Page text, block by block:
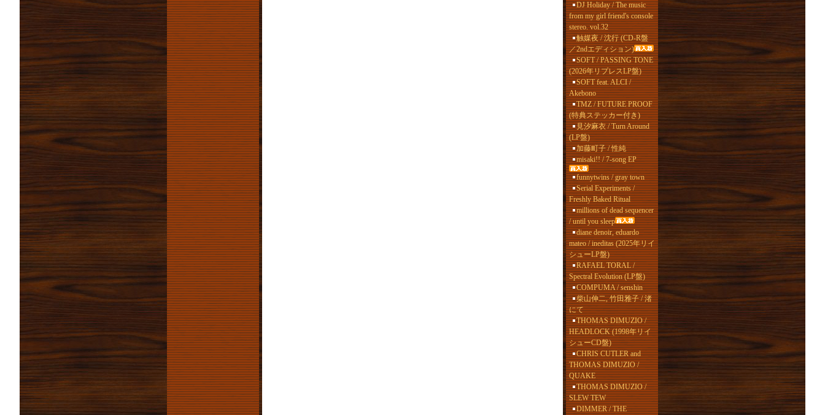
DJ Holiday / The music
from my girl friend's console
stereo. vol.32
触媒夜 / 沈行 (CD-R盤
／2ndエディション)
SOFT / PASSING TONE
(2026年リプレスLP盤)
SOFT feat. ALCI /
Akebono
TMZ / FUTURE PROOF
(特典ステッカー付き)
見汐麻衣 / Turn Around
(LP盤)
加藤町子 / 性純
misaki!! / 7-song EP
funnytwins / gray town
Serial Experiments /
Freshly Baked Ritual
millions of dead sequencer
/ until you sleep
diane denoir, eduardo
mateo / ineditas (2025年リイ
シューLP盤)
RAFAEL TORAL /
Spectral Evolution (LP盤)
COMPUMA / senshin
柴山伸二, 竹田雅子 / 渚
にて
THOMAS DIMUZIO /
HEADLOCK (1998年リイ
シューCD盤)
CHRIS CUTLER and
THOMAS DIMUZIO /
QUAKE
THOMAS DIMUZIO /
SLEW TEW
DIMMER / THE